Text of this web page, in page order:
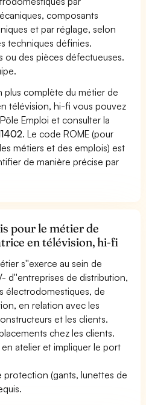
composants
et par réglage, selon
techniques définies.
ou des pièces défectueuses.
plus complète du métier de
télévision, hi-fi vous pouvez
Emploi et consulter la
. Le code ROME (pour
métiers et des emplois) est
de manière précise par
pour le métier de
en télévision, hi-fi
s''exerce au sein de
d''entreprises de distribution,
électrodomestiques, de
en relation avec les
et les clients.
chez les clients.
atelier et impliquer le port
(gants, lunettes de